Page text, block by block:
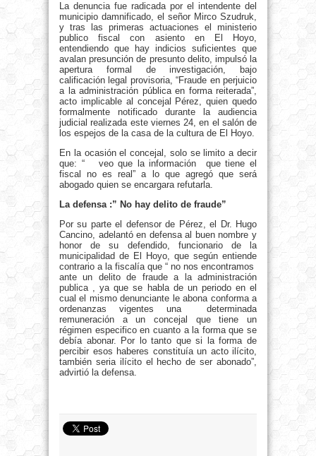
La denuncia fue radicada por el intendente del
municipio damnificado, el señor Mirco Szudruk,
y tras las primeras actuaciones el ministerio
publico fiscal con asiento en El Hoyo,
entendiendo que hay indicios suficientes que
avalan presunción de presunto delito, impulsó la
apertura formal de investigación, bajo
calificación legal provisoria, “Fraude en perjuicio
a la administración pública en forma reiterada”,
acto implicable al concejal Pérez, quien quedo
formalmente notificado durante la audiencia
judicial realizada este viernes 24, en el salón de
los espejos de la casa de la cultura de El Hoyo.
En la ocasión el concejal, solo se limito a decir
que: “ veo que la información que tiene el
fiscal no es real” a lo que agregó que será
abogado quien se encargara refutarla.
La defensa :” No hay delito de fraude”
Por su parte el defensor de Pérez, el Dr. Hugo
Cancino, adelantó en defensa al buen nombre y
honor de su defendido, funcionario de la
municipalidad de El Hoyo, que según entiende
contrario a la fiscalía que “ no nos encontramos
ante un delito de fraude a la administración
publica , ya que se habla de un periodo en el
cual el mismo denunciante le abona conforma a
ordenanzas vigentes una determinada
remuneración a un concejal que tiene un
régimen especifico en cuanto a la forma que se
debía abonar. Por lo tanto que si la forma de
percibir esos haberes constituía un acto ilícito,
también seria ilícito el hecho de ser abonado”,
advirtió la defensa.